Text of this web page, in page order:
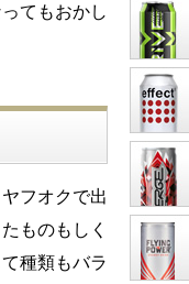
てもおかし
フオクで出
ものもしく
種類もバラ